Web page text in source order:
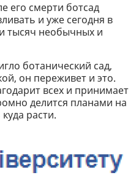
его смерти ботсад
и уже сегодня в
тысяч необычных и
ботанический сад,
он переживет и это.
всех и принимает
делится планами на
расти.